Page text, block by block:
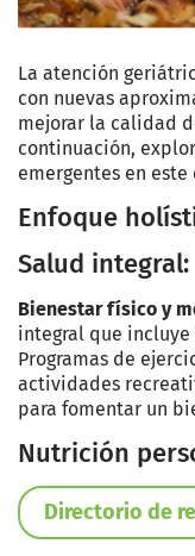
La atención
con nuevas
mejorar la calidad
continuación,
emergentes en este
Enfoque
Salud integral:
Bienestar físico y
integral que
Programas de
actividades
para fomentar un
Nutrición
Directorio de